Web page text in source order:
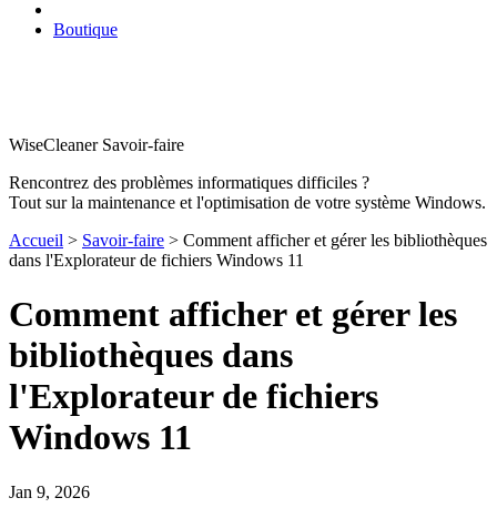
Boutique
WiseCleaner Savoir-faire
Rencontrez des problèmes informatiques difficiles ?
Tout sur la maintenance et l'optimisation de votre système Windows.
Accueil > Savoir-faire > Comment afficher et gérer les bibliothèques
dans l'Explorateur de fichiers Windows 11
Comment afficher et gérer les
bibliothèques dans
l'Explorateur de fichiers
Windows 11
Jan 9, 2026